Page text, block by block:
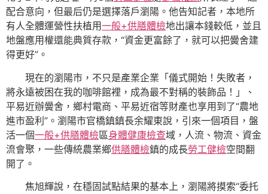
配合意向，但最后仍是選擇落戶瀏陽。他告知記者，本地所
有人全體運營性扶植用一般+供膳體檢地出讓本錢較低，並且
地盤應用權還能典質存款，“資金更富餘了，就可以把黌舍建
得更好”。
現在的瀏陽市，不只是產業企業「儀式開始！失敗者，
將永遠被困在我的咖啡館裡，成為最不對稱的裝飾品！」、
平易近辦黌舍，鄉村電商、平易近宿等財產也享用到了“農地
進市盈利”。瀏陽市官橋鎮鎮長余耀東說，引來一個項目，盤
活一個一般+供膳體檢區身體健康檢查域，人流、物流、資金
流會聚，一些傳統農業鄉供膳體檢鎮的成長勞工健檢空間翻
開了。
焦旭輝說，在穩固試點結果的基本上，瀏陽將摸索“委托